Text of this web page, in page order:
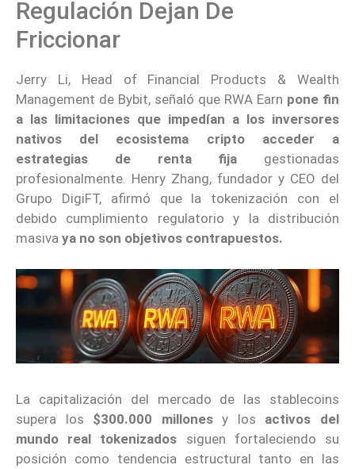
Regulación Dejan De
Friccionar
Jerry Li, Head of Financial Products & Wealth
Management de Bybit, señaló que RWA Earn pone fin
a las limitaciones que impedían a los inversores
nativos del ecosistema cripto acceder a
estrategias de renta fija gestionadas
profesionalmente. Henry Zhang, fundador y CEO del
Grupo DigiFT, afirmó que la tokenización con el
debido cumplimiento regulatorio y la distribución
masiva ya no son objetivos contrapuestos.
La capitalización del mercado de las stablecoins
supera los $300.000 millonesy los activos del
mundo real tokenizados siguen fortaleciendo su
posición como tendencia estructural tanto en las